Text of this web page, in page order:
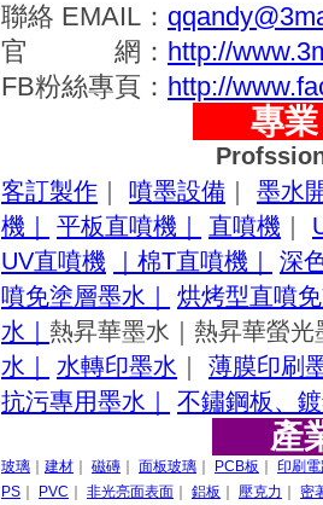
聯絡 EMAIL：
官 網： http://
FB粉絲專頁： http://
專業
客訂製作
噴墨設備
墨水
機｜
平板直噴機｜ 直噴機
UV直噴機
｜棉T直噴機｜
深
噴免塗層墨水｜
烘烤型直噴
水｜ 熱昇華墨水｜熱昇華螢光
水｜
水轉印墨水
薄膜印刷
抗污專用墨水｜
不鏽鋼板、
產
玻璃 建材 磁磚 面板玻璃 PCB板
印刷
PS
PVC 非光亮面表面 鋁板 壓克力 密